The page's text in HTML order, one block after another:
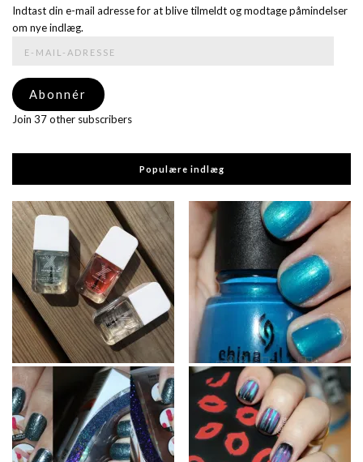
Indtast din e-mail adresse for at blive tilmeldt og modtage påmindelser
om nye indlæg.
adresse
Abonnér
Join 37 other subscribers
Populære indlæg